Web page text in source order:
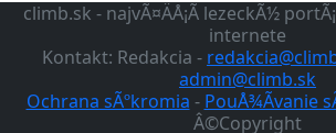
climb.sk - najvÃ¤ÄÅ¡Ã­ lezeckÃ½
internete
Kontakt: Redakcia -
admin@climb.sk
Ochrana sÃºkromia - PouÅ¾Ã­vanie
Â©Copyright